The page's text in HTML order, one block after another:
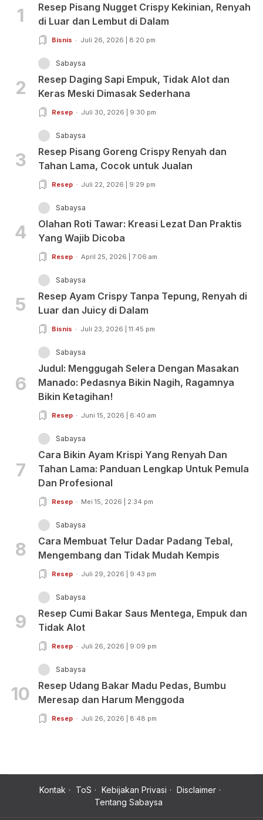
1
Resep Pisang Nugget Crispy Kekinian, Renyah
di Luar dan Lembut di Dalam
Bisnis Juli 26, 2026 | 8:20 pm
2
Sabaysa
Resep Daging Sapi Empuk, Tidak Alot dan
Keras Meski Dimasak Sederhana
Resep Juli 30, 2026 | 9:30 pm
3
Sabaysa
Resep Pisang Goreng Crispy Renyah dan
Tahan Lama, Cocok untuk Jualan
Resep Juli 22, 2026 | 9:29 pm
4
Sabaysa
Olahan Roti Tawar: Kreasi Lezat Dan Praktis
Yang Wajib Dicoba
Resep April 25, 2026 | 7:06 am
5
Sabaysa
Resep Ayam Crispy Tanpa Tepung, Renyah di
Luar dan Juicy di Dalam
Bisnis Juli 23, 2026 | 11:45 pm
6
Sabaysa
Judul: Menggugah Selera Dengan Masakan
Manado: Pedasnya Bikin Nagih, Ragamnya
Bikin Ketagihan!
Resep Juni 15, 2026 | 6:40 am
7
Sabaysa
Cara Bikin Ayam Krispi Yang Renyah Dan
Tahan Lama: Panduan Lengkap Untuk Pemula
Dan Profesional
Resep Mei 15, 2026 | 2:34 pm
8
Sabaysa
Cara Membuat Telur Dadar Padang Tebal,
Mengembang dan Tidak Mudah Kempis
Resep Juli 29, 2026 | 9:43 pm
9
Sabaysa
Resep Cumi Bakar Saus Mentega, Empuk dan
Tidak Alot
Resep Juli 26, 2026 | 9:09 pm
10
Sabaysa
Resep Udang Bakar Madu Pedas, Bumbu
Meresap dan Harum Menggoda
Resep Juli 26, 2026 | 8:48 pm
Kontak ToS Kebijakan Privasi
Disclaimer
Tentang Sabaysa